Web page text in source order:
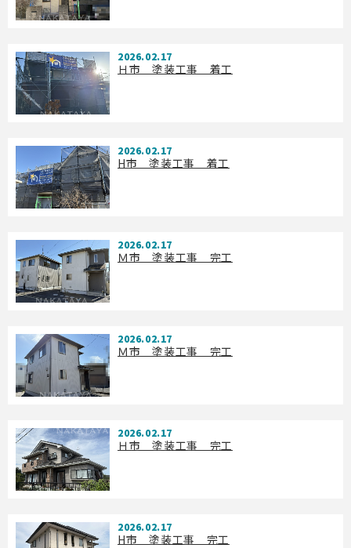
2026.02.17
Ｈ市 塗装工事 着工
2026.02.17
H市 塗装工事 着工
2026.02.17
Ｍ市 塗装工事 完工
2026.02.17
Ｍ市 塗装工事 完工
2026.02.17
Ｈ市 塗装工事 完工
2026.02.17
H市 塗装工事 完工